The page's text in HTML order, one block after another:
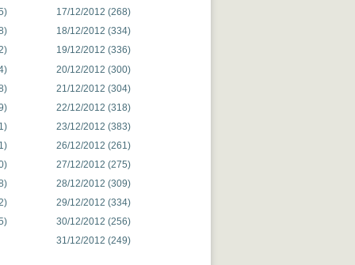
17/12/2012 (268)
18/12/2012 (334)
19/12/2012 (336)
20/12/2012 (300)
21/12/2012 (304)
22/12/2012 (318)
23/12/2012 (383)
26/12/2012 (261)
27/12/2012 (275)
28/12/2012 (309)
29/12/2012 (334)
30/12/2012 (256)
31/12/2012 (249)